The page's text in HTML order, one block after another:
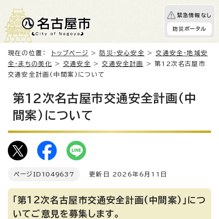
緊急情報なし
防災ポータル
現在の位置： トップページ > 防災・安心安全 >交通安全・地域安
全・まちの美化
>交通安全 >交通安全計画
> 第12次名古屋市
交通安全計画(中間案)について
第12次名古屋市交通安全計画(中
間案)について
ページID 1049637 更新日 2026年6月11日
「第12次名古屋市交通安全計画(中間案)」につ
いてご意見を募集します。